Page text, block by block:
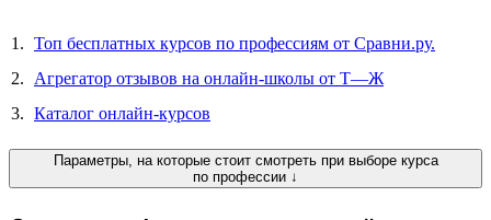
Топ бесплатных курсов по профессиям от Сравни.ру.
Агрегатор отзывов на онлайн-школы от Т—Ж
Каталог онлайн-курсов
Параметры, на которые стоит смотреть при выборе курса
по профессии ↓